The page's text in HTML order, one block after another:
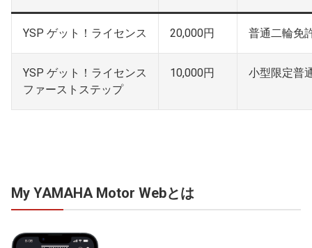
YSP ゲット！ライセンス 20,000円 普通二輪免
YSP ゲット！ライセンス
ファーストステップ
10,000円 小型限定普
My YAMAHA Motor Webとは